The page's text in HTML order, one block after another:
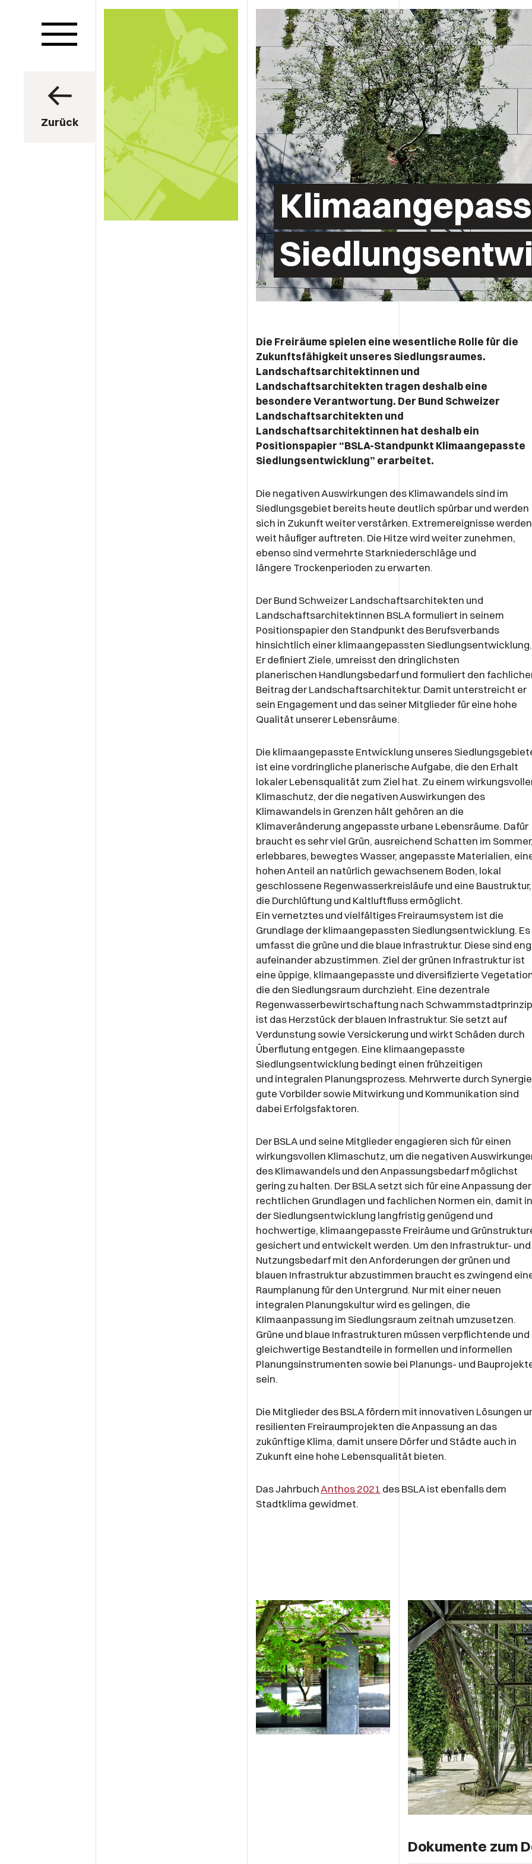
Zurück
Die Freiräume spielen eine wesentliche Rolle für die
Zukunftsfähigkeit unseres Siedlungsraumes.
Landschaftsarchitektinnen und
Landschaftsarchitekten tragen deshalb eine
besondere Verantwortung. Der Bund Schweizer
Landschaftsarchitekten und
Landschaftsarchitektinnen hat deshalb ein
Positionspapier “BSLA-Standpunkt Klimaangepasste
Siedlungsentwicklung” erarbeitet.
Die negativen Auswirkungen des Klimawandels sind im
Siedlungsgebiet bereits heute deutlich spürbar und werden
sich in Zukunft weiter verstärken. Extremereignisse werden
weit häufiger auftreten. Die Hitze wird weiter zunehmen,
ebenso sind vermehrte Starkniederschläge und
längere Trockenperioden zu erwarten.
Der Bund Schweizer Landschaftsarchitekten und
Landschaftsarchitektinnen BSLA formuliert in seinem
Positionspapier den Standpunkt des Berufsverbands
hinsichtlich einer klimaangepassten Siedlungsentwicklung.
Er definiert Ziele, umreisst den dringlichsten
planerischen Handlungsbedarf und formuliert den
Beitrag der Landschaftsarchitektur. Damit unterstreicht er
sein Engagement und das seiner Mitglieder für eine hohe
Qualität unserer Lebensräume.
Die klimaangepasste Entwicklung unseres
ist eine vordringliche planerische Aufgabe, die den Erhalt
lokaler Lebensqualität zum Ziel hat. Zu einem
Klimaschutz, der die negativen Auswirkungen des
Klimawandels in Grenzen hält gehören an die
Klimaveränderung angepasste urbane Lebensräume. Dafür
braucht es sehr viel Grün, ausreichend Schatten im Sommer,
erlebbares, bewegtes Wasser, angepasste Materialien,
hohen Anteil an natürlich gewachsenem Boden, lokal
geschlossene Regenwasserkreisläufe und eine Baustruktur,
die Durchlüftung und Kaltluftfluss ermöglicht.
Ein vernetztes und vielfältiges Freiraumsystem ist die
Grundlage der klimaangepassten Siedlungsentwicklung. Es
umfasst die grüne und die blaue Infrastruktur. Diese sind eng
aufeinander abzustimmen. Ziel der grünen Infrastruktur ist
eine üppige, klimaangepasste und diversifizierte
die den Siedlungsraum durchzieht. Eine dezentrale
Regenwasserbewirtschaftung nach Schwammstadtprinzip
ist das Herzstück der blauen Infrastruktur. Sie setzt auf
Verdunstung sowie Versickerung und wirkt Schäden durch
Überflutung entgegen. Eine klimaangepasste
Siedlungsentwicklung bedingt einen frühzeitigen
und integralen Planungsprozess. Mehrwerte durch
gute Vorbilder sowie Mitwirkung und Kommunikation sind
dabei Erfolgsfaktoren.
Der BSLA und seine Mitglieder engagieren sich für einen
wirkungsvollen Klimaschutz, um die negativen
des Klimawandels und den Anpassungsbedarf möglichst
gering zu halten. Der BSLA setzt sich für eine Anpassung der
rechtlichen Grundlagen und fachlichen Normen ein, damit in
der Siedlungsentwicklung langfristig genügend und
hochwertige, klimaangepasste Freiräume und
gesichert und entwickelt werden. Um den Infrastruktur- und
Nutzungsbedarf mit den Anforderungen der grünen und
blauen Infrastruktur abzustimmen braucht es zwingend
Raumplanung für den Untergrund. Nur mit einer neuen
integralen Planungskultur wird es gelingen, die
KIimaanpassung im Siedlungsraum zeitnah umzusetzen.
Grüne und blaue Infrastrukturen müssen verpflichtende und
gleichwertige Bestandteile in formellen und informellen
Planungsinstrumenten sowie bei Planungs- und
sein.
Die Mitglieder des BSLA fördern mit innovativen Lösungen
resilienten Freiraumprojekten die Anpassung an das
zukünftige Klima, damit unsere Dörfer und Städte auch in
Zukunft eine hohe Lebensqualität bieten.
Das JahrbuchAnthos 2021 des BSLA ist ebenfalls dem
Stadtklima gewidmet.
Dokumente zum